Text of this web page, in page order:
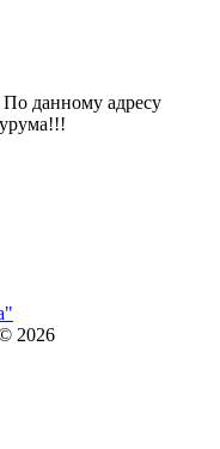
данному адресу
2026